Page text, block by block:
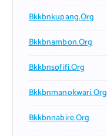
Bkkbnkupang.org
Bkkbnambon.org
Bkkbnsofifi.org
Bkkbnmanokwari.org
Bkkbnnabire.org